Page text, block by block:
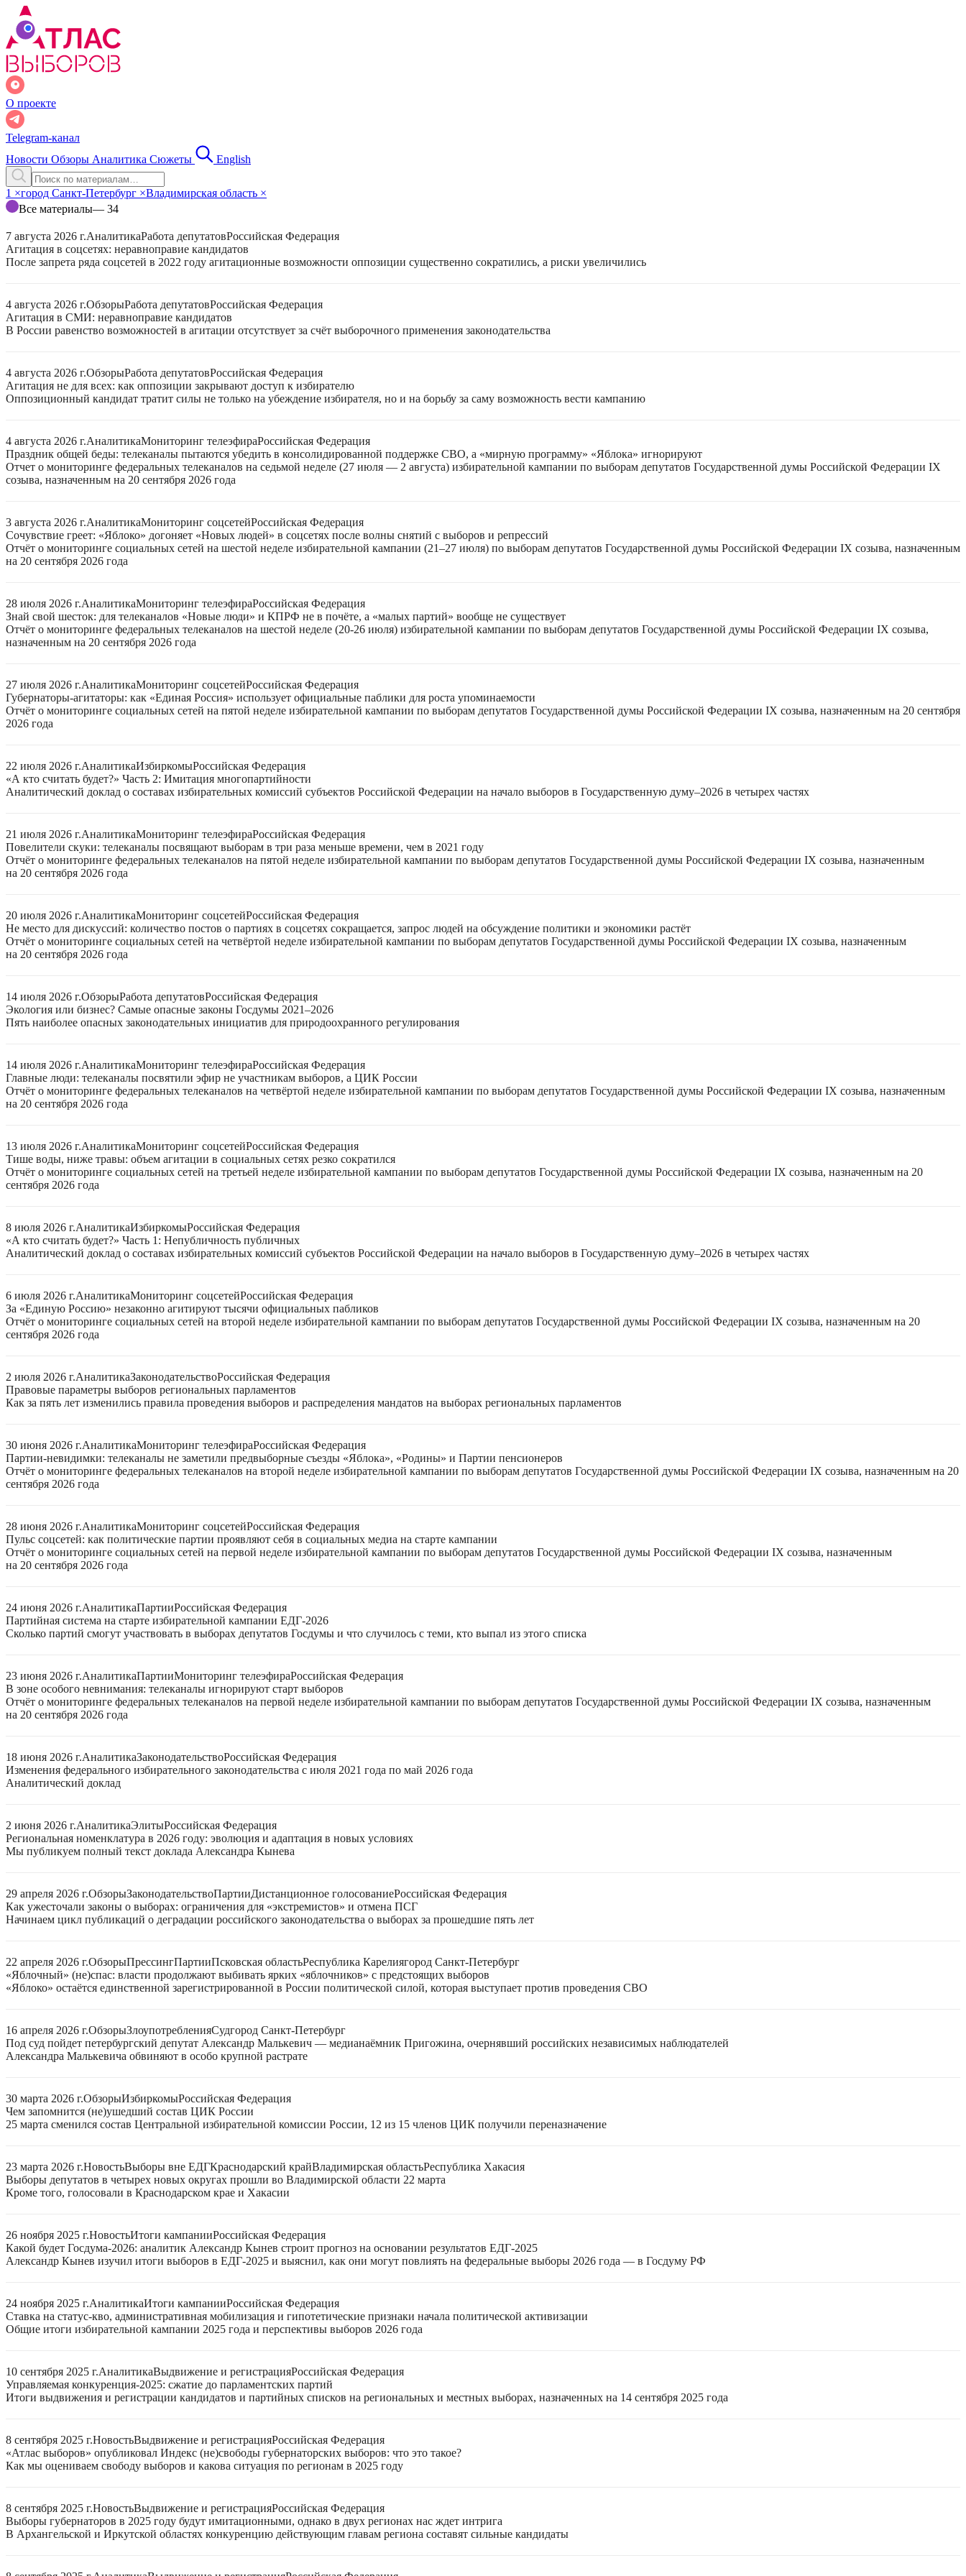
О проекте
Telegram-канал
Новости Обзоры Аналитика Сюжеты English
1 ×город Санкт-Петербург ×Владимирская область ×
Все материалы— 34
7 августа 2026 г.АналитикаРабота депутатовРоссийская Федерация
Агитация в соцсетях: неравноправие кандидатов
После запрета ряда соцсетей в 2022 году агитационные возможности оппозиции существенно сократились, а риски увеличились
4 августа 2026 г.ОбзорыРабота депутатовРоссийская Федерация
Агитация в СМИ: неравноправие кандидатов
В России равенство возможностей в агитации отсутствует за счёт выборочного применения законодательства
4 августа 2026 г.ОбзорыРабота депутатовРоссийская Федерация
Агитация не для всех: как оппозиции закрывают доступ к избирателю
Оппозиционный кандидат тратит силы не только на убеждение избирателя, но и на борьбу за саму возможность вести кампанию
4 августа 2026 г.АналитикаМониторинг телеэфираРоссийская Федерация
Праздник общей беды: телеканалы пытаются убедить в консолидированной поддержке СВО, а «мирную программу» «Яблока» игнорируют
Отчет о мониторинге федеральных телеканалов на седьмой неделе (27 июля — 2 августа) избирательной кампании по выборам депутатов Государственной думы Российской Федерации IX
созыва, назначенным на 20 сентября 2026 года
3 августа 2026 г.АналитикаМониторинг соцсетейРоссийская Федерация
Сочувствие греет: «Яблоко» догоняет «Новых людей» в соцсетях после волны снятий с выборов и репрессий
Отчёт о мониторинге социальных сетей на шестой неделе избирательной кампании (21–27 июля) по выборам депутатов Государственной думы Российской Федерации IX созыва, назначенным
на 20 сентября 2026 года
28 июля 2026 г.АналитикаМониторинг телеэфираРоссийская Федерация
Знай свой шесток: для телеканалов «Новые люди» и КПРФ не в почёте, а «малых партий» вообще не существует
Отчёт о мониторинге федеральных телеканалов на шестой неделе (20-26 июля) избирательной кампании по выборам депутатов Государственной думы Российской Федерации IX созыва,
назначенным на 20 сентября 2026 года
27 июля 2026 г.АналитикаМониторинг соцсетейРоссийская Федерация
Губернаторы-агитаторы: как «Единая Россия» использует официальные паблики для роста упоминаемости
Отчёт о мониторинге социальных сетей на пятой неделе избирательной кампании по выборам депутатов Государственной думы Российской Федерации IX созыва, назначенным на 20 сентября
2026 года
22 июля 2026 г.АналитикаИзбиркомыРоссийская Федерация
«А кто считать будет?» Часть 2: Имитация многопартийности
Аналитический доклад о составах избирательных комиссий субъектов Российской Федерации на начало выборов в Государственную думу–2026 в четырех частях
21 июля 2026 г.АналитикаМониторинг телеэфираРоссийская Федерация
Повелители скуки: телеканалы посвящают выборам в три раза меньше времени, чем в 2021 году
Отчёт о мониторинге федеральных телеканалов на пятой неделе избирательной кампании по выборам депутатов Государственной думы Российской Федерации IX созыва, назначенным
на 20 сентября 2026 года
20 июля 2026 г.АналитикаМониторинг соцсетейРоссийская Федерация
Не место для дискуссий: количество постов о партиях в соцсетях сокращается, запрос людей на обсуждение политики и экономики растёт
Отчёт о мониторинге социальных сетей на четвёртой неделе избирательной кампании по выборам депутатов Государственной думы Российской Федерации IX созыва, назначенным
на 20 сентября 2026 года
14 июля 2026 г.ОбзорыРабота депутатовРоссийская Федерация
Экология или бизнес? Самые опасные законы Госдумы 2021–2026
Пять наиболее опасных законодательных инициатив для природоохранного регулирования
14 июля 2026 г.АналитикаМониторинг телеэфираРоссийская Федерация
Главные люди: телеканалы посвятили эфир не участникам выборов, а ЦИК России
Отчёт о мониторинге федеральных телеканалов на четвёртой неделе избирательной кампании по выборам депутатов Государственной думы Российской Федерации IX созыва, назначенным
на 20 сентября 2026 года
13 июля 2026 г.АналитикаМониторинг соцсетейРоссийская Федерация
Тише воды, ниже травы: объем агитации в социальных сетях резко сократился
Отчёт о мониторинге социальных сетей на третьей неделе избирательной кампании по выборам депутатов Государственной думы Российской Федерации IX созыва, назначенным на 20
сентября 2026 года
8 июля 2026 г.АналитикаИзбиркомыРоссийская Федерация
«А кто считать будет?» Часть 1: Непубличность публичных
Аналитический доклад о составах избирательных комиссий субъектов Российской Федерации на начало выборов в Государственную думу–2026 в четырех частях
6 июля 2026 г.АналитикаМониторинг соцсетейРоссийская Федерация
За «Единую Россию» незаконно агитируют тысячи официальных пабликов
Отчёт о мониторинге социальных сетей на второй неделе избирательной кампании по выборам депутатов Государственной думы Российской Федерации IX созыва, назначенным на 20
сентября 2026 года
2 июля 2026 г.АналитикаЗаконодательствоРоссийская Федерация
Правовые параметры выборов региональных парламентов
Как за пять лет изменились правила проведения выборов и распределения мандатов на выборах региональных парламентов
30 июня 2026 г.АналитикаМониторинг телеэфираРоссийская Федерация
Партии-невидимки: телеканалы не заметили предвыборные съезды «Яблока», «Родины» и Партии пенсионеров
Отчёт о мониторинге федеральных телеканалов на второй неделе избирательной кампании по выборам депутатов Государственной думы Российской Федерации IX созыва, назначенным на 20
сентября 2026 года
28 июня 2026 г.АналитикаМониторинг соцсетейРоссийская Федерация
Пульс соцсетей: как политические партии проявляют себя в социальных медиа на старте кампании
Отчёт о мониторинге социальных сетей на первой неделе избирательной кампании по выборам депутатов Государственной думы Российской Федерации IX созыва, назначенным
на 20 сентября 2026 года
24 июня 2026 г.АналитикаПартииРоссийская Федерация
Партийная система на старте избирательной кампании ЕДГ-2026
Сколько партий смогут участвовать в выборах депутатов Госдумы и что случилось с теми, кто выпал из этого списка
23 июня 2026 г.АналитикаПартииМониторинг телеэфираРоссийская Федерация
В зоне особого невнимания: телеканалы игнорируют старт выборов
Отчёт о мониторинге федеральных телеканалов на первой неделе избирательной кампании по выборам депутатов Государственной думы Российской Федерации IX созыва, назначенным
на 20 сентября 2026 года
18 июня 2026 г.АналитикаЗаконодательствоРоссийская Федерация
Изменения федерального избирательного законодательства с июля 2021 года по май 2026 года
Аналитический доклад
2 июня 2026 г.АналитикаЭлитыРоссийская Федерация
Региональная номенклатура в 2026 году: эволюция и адаптация в новых условиях
Мы публикуем полный текст доклада Александра Кынева
29 апреля 2026 г.ОбзорыЗаконодательствоПартииДистанционное голосованиеРоссийская Федерация
Как ужесточали законы о выборах: ограничения для «экстремистов» и отмена ПСГ
Начинаем цикл публикаций о деградации российского законодательства о выборах за прошедшие пять лет
22 апреля 2026 г.ОбзорыПрессингПартииПсковская областьРеспублика Карелиягород Санкт-Петербург
«Яблочный» (не)спас: власти продолжают выбивать ярких «яблочников» с предстоящих выборов
«Яблоко» остаётся единственной зарегистрированной в России политической силой, которая выступает против проведения СВО
16 апреля 2026 г.ОбзорыЗлоупотребленияСудгород Санкт-Петербург
Под суд пойдет петербургский депутат Александр Малькевич — медианаёмник Пригожина, очернявший российских независимых наблюдателей
Александра Малькевича обвиняют в особо крупной растрате
30 марта 2026 г.ОбзорыИзбиркомыРоссийская Федерация
Чем запомнится (не)ушедший состав ЦИК России
25 марта сменился состав Центральной избирательной комиссии России, 12 из 15 членов ЦИК получили переназначение
23 марта 2026 г.НовостьВыборы вне ЕДГКраснодарский крайВладимирская областьРеспублика Хакасия
Выборы депутатов в четырех новых округах прошли во Владимирской области 22 марта
Кроме того, голосовали в Краснодарском крае и Хакасии
26 ноября 2025 г.НовостьИтоги кампанииРоссийская Федерация
Какой будет Госдума-2026: аналитик Александр Кынев строит прогноз на основании результатов ЕДГ-2025
Александр Кынев изучил итоги выборов в ЕДГ-2025 и выяснил, как они могут повлиять на федеральные выборы 2026 года — в Госдуму РФ
24 ноября 2025 г.АналитикаИтоги кампанииРоссийская Федерация
Ставка на статус-кво, административная мобилизация и гипотетические признаки начала политической активизации
Общие итоги избирательной кампании 2025 года и перспективы выборов 2026 года
10 сентября 2025 г.АналитикаВыдвижение и регистрацияРоссийская Федерация
Управляемая конкуренция-2025: сжатие до парламентских партий
Итоги выдвижения и регистрации кандидатов и партийных списков на региональных и местных выборах, назначенных на 14 сентября 2025 года
8 сентября 2025 г.НовостьВыдвижение и регистрацияРоссийская Федерация
«Атлас выборов» опубликовал Индекс (не)свободы губернаторских выборов: что это такое?
Как мы оцениваем свободу выборов и какова ситуация по регионам в 2025 году
8 сентября 2025 г.НовостьВыдвижение и регистрацияРоссийская Федерация
Выборы губернаторов в 2025 году будут имитационными, однако в двух регионах нас ждет интрига
В Архангельской и Иркутской областях конкуренцию действующим главам региона составят сильные кандидаты